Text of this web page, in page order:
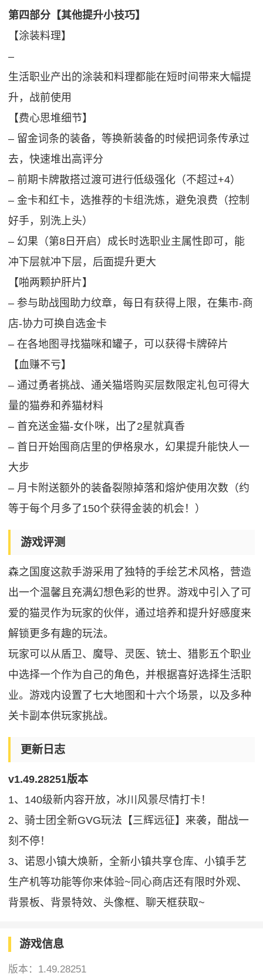
第四部分【其他提升小技巧】
【涂装料理】
‒
生活职业产出的涂装和料理都能在短时间带来大幅提
升，战前使用
【费心思堆细节】
‒ 留金词条的装备，等换新装备的时候把词条传承过
去，快速堆出高评分
‒ 前期卡牌散搭过渡可进行低级强化（不超过+4）
‒ 金卡和红卡，选推荐的卡组洗炼，避免浪费（控制
好手，别洗上头）
‒ 幻果（第8日开启）成长时选职业主属性即可，能
冲下层就冲下层，后面提升更大
【啪两颗护肝片】
‒ 参与助战囤助力纹章，每日有获得上限，在集市-商
店-协力可换自选金卡
‒ 在各地图寻找猫咪和罐子，可以获得卡牌碎片
【血赚不亏】
‒ 通过勇者挑战、通关猫塔购买层数限定礼包可得大
量的猫券和养猫材料
‒ 首充送金猫-女仆咪，出了2星就真香
‒ 首日开始囤商店里的伊格泉水，幻果提升能快人一
大步
‒ 月卡附送额外的装备裂隙掉落和熔炉使用次数（约
等于每个月多了150个获得金装的机会！）
游戏评测
森之国度这款手游采用了独特的手绘艺术风格，营造
出一个温馨且充满幻想色彩的世界。游戏中引入了可
爱的猫灵作为玩家的伙伴，通过培养和提升好感度来
解锁更多有趣的玩法。
玩家可以从盾卫、魔导、灵医、铳士、猎影五个职业
中选择一个作为自己的角色，并根据喜好选择生活职
业。游戏内设置了七大地图和十六个场景，以及多种
关卡副本供玩家挑战。
更新日志
v1.49.28251版本
1、140级新内容开放，冰川风景尽情打卡！
2、骑士团全新GVG玩法【三辉远征】来袭，酣战一
刻不停！
3、诺恩小镇大焕新，全新小镇共享仓库、小镇手艺
生产机等功能等你来体验~同心商店还有限时外观、
背景板、背景特效、头像框、聊天框获取~
游戏信息
版本： 1.49.28251